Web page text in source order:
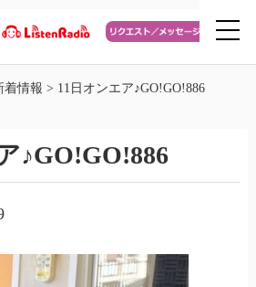
着情報 > 11日オンエア♪GO!GO!886
♪GO!GO!886